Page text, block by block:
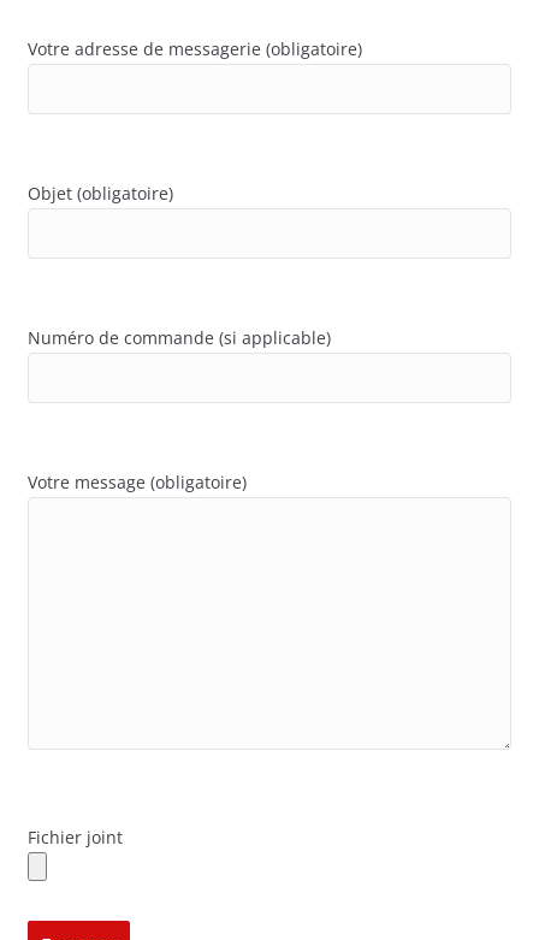
Votre adresse de messagerie (obligatoire)
Objet (obligatoire)
Numéro de commande (si applicable)
Votre message (obligatoire)
Fichier joint